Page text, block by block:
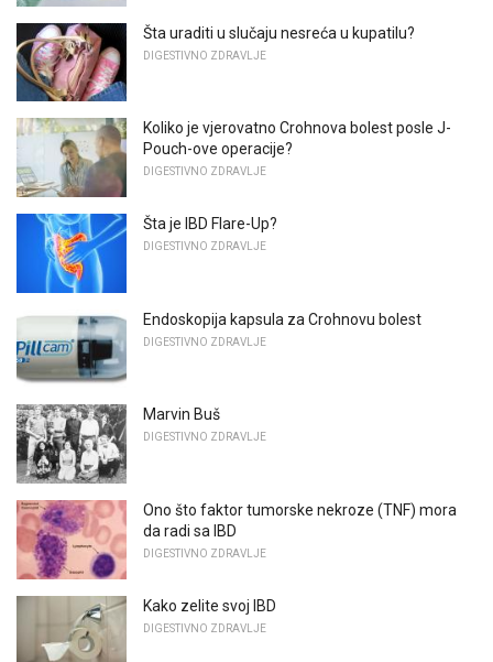
Šta uraditi u slučaju nesreća u kupatilu?
DIGESTIVNO ZDRAVLJE
Koliko je vjerovatno Crohnova bolest posle J-
Pouch-ove operacije?
DIGESTIVNO ZDRAVLJE
Šta je IBD Flare-Up?
DIGESTIVNO ZDRAVLJE
Endoskopija kapsula za Crohnovu bolest
DIGESTIVNO ZDRAVLJE
Marvin Buš
DIGESTIVNO ZDRAVLJE
Ono što faktor tumorske nekroze (TNF) mora
da radi sa IBD
DIGESTIVNO ZDRAVLJE
Kako zelite svoj IBD
DIGESTIVNO ZDRAVLJE